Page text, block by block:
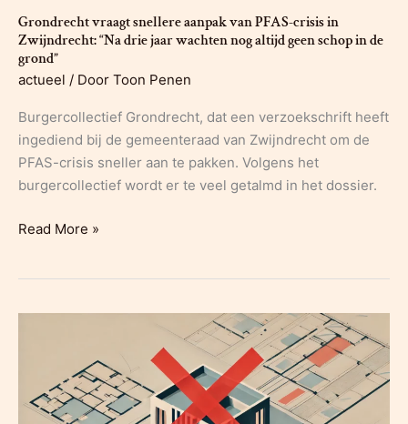
de
betrokken
burgers?
Grondrecht vraagt snellere aanpak van PFAS-crisis in
Zwijndrecht: “Na drie jaar wachten nog altijd geen schop in de
grond”
actueel / Door Toon Penen
Burgercollectief Grondrecht, dat een verzoekschrift heeft
ingediend bij de gemeenteraad van Zwijndrecht om de
PFAS-crisis sneller aan te pakken. Volgens het
burgercollectief wordt er te veel getalmd in het dossier.
Grondrecht
van
Zwijndrecht:
Read More »